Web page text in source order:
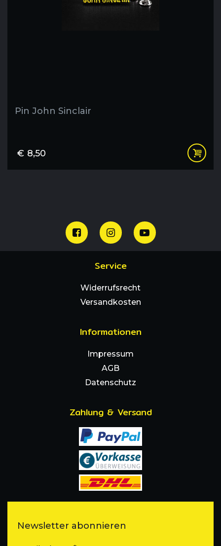
Pin John Sinclair
€ 8,50
Service
Widerrufsrecht
Versandkosten
Informationen
Impressum
AGB
Datenschutz
Zahlung & Versand
Newsletter abonnieren